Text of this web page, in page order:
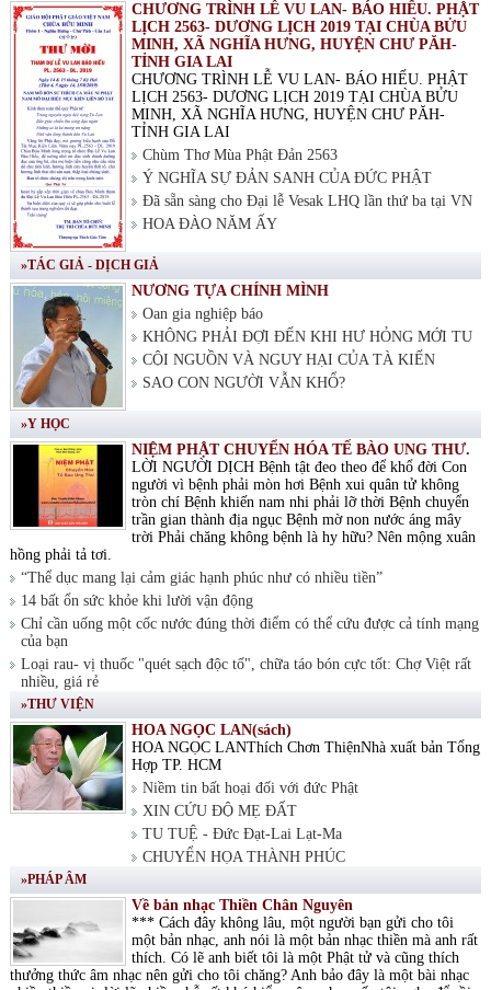
CHƯƠNG TRÌNH LỄ VU LAN- BÁO HIẾU. PHẬT
LỊCH 2563- DƯƠNG LỊCH 2019 TẠI CHÙA BỬU
MINH, XÃ NGHĨA HƯNG, HUYỆN CHƯ PĂH-
TỈNH GIA LAI
CHƯƠNG TRÌNH LỄ VU LAN- BÁO HIẾU. PHẬT
LỊCH 2563- DƯƠNG LỊCH 2019 TẠI CHÙA BỬU
MINH, XÃ NGHĨA HƯNG, HUYỆN CHƯ PĂH-
TỈNH GIA LAI
Chùm Thơ Mùa Phật Đản 2563
Ý NGHĨA SỰ ĐẢN SANH CỦA ĐỨC PHẬT
Đã sẵn sàng cho Đại lễ Vesak LHQ lần thứ ba tại VN
HOA ĐÀO NĂM ẤY
»TÁC GIẢ - DỊCH GIẢ
NƯƠNG TỰA CHÍNH MÌNH
Oan gia nghiệp báo
KHÔNG PHẢI ĐỢI ĐẾN KHI HƯ HỎNG MỚI TU
CỘI NGUỒN VÀ NGUY HẠI CỦA TÀ KIẾN
SAO CON NGƯỜI VẪN KHỔ?
»Y HỌC
NIỆM PHẬT CHUYỂN HÓA TẾ BÀO UNG THƯ.
LỜI NGƯỜI DỊCH Bệnh tật đeo theo để khổ đời Con
người vì bệnh phải mòn hơi Bệnh xui quân tử không
tròn chí Bệnh khiến nam nhi phải lỡ thời Bệnh chuyển
trần gian thành địa ngục Bệnh mờ non nước áng mây
trời Phải chăng không bệnh là hy hữu? Nên mộng xuân
hồng phải tả tơi.
“Thể dục mang lại cảm giác hạnh phúc như có nhiều tiền”
14 bất ổn sức khỏe khi lười vận động
Chỉ cần uống một cốc nước đúng thời điểm có thể cứu được cả tính mạng
của bạn
Loại rau- vị thuốc "quét sạch độc tố", chữa táo bón cực tốt: Chợ Việt rất
nhiều, giá rẻ
»THƯ VIỆN
HOA NGỌC LAN(sách)
HOA NGỌC LANThích Chơn ThiệnNhà xuất bản Tổng
Hợp TP. HCM
Niềm tin bất hoại đối với đức Phật
XIN CỨU ĐỘ MẸ ĐẤT
TU TUỆ - Đức Đạt-Lai Lạt-Ma
CHUYỂN HỌA THÀNH PHÚC
»PHÁP ÂM
Về bản nhạc Thiền Chân Nguyên
*** Cách đây không lâu, một người bạn gửi cho tôi
một bản nhạc, anh nói là một bản nhạc thiền mà anh rất
thích. Có lẽ anh biết tôi là một Phật tử và cũng thích
thưởng thức âm nhạc nên gửi cho tôi chăng? Anh bảo đây là một bài nhạc